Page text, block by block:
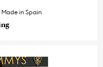
in Spain